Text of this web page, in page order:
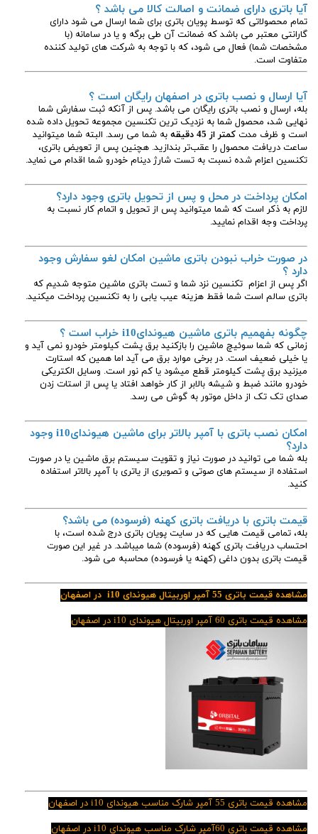
آیا باتری دارای ضمانت و اصالت کالا می باشد ؟
تمام محصولاتی که توسط پویان باتری برای شما ارسال می شود دارای
گارانتی معتبر می باشد که ضمانت آن طی برگه و یا در سامانه (با
مشخصات شما) فعال می شود، که با توجه به شرکت های تولید کننده
متفاوت است.
آیا ارسال و نصب باتری در اصفهان رایگان است ؟
بله، ارسال و نصب باتری رایگان می باشد. پس از آنکه ثبت سفارش شما
نهایی شد، محصول شما به نزدیک ترین تکنسین مجموعه تحویل داده شده
است و ظرف مدت کمتر از 45 دقیقه
به شما می رسد. البته شما میتوانید
ساعت دریافت محصول را عقب‌تر بندازید. هچنین پس از تعویض باتری،
تکنسین اعزام شده نسبت به تست شارژ دینام خودرو شما اقدام می نماید.
امکان پرداخت در محل و پس از تحویل باتری وجود دارد؟
لازم به ذکر است که شما میتوانید پس از تحویل و اتمام کار نسبت به
پرداخت وجه اقدام نمایید.
در صورت خراب نبودن باتری ماشین امکان لغو سفارش وجود
دارد ؟
اگر پس از اعزام تکنسین نزد شما و تست باتری ماشین متوجه شدیم که
باتری سالم است شما فقط هزینه عیب یابی را به تکنسین پرداخت میکنید.
چگونه بفهمیم باتری ماشین هیوندایi10 خراب است ؟
زمانی که شما سوئیچ ماشین را بازکنید برق پشت کیلومتر خودرو نمی آید و
یا خیلی ضعیف است. در برخی موارد برق می آید اما همین که استارت
میزنید برق پشت کیلومتر قطع میشود یا کم نور است. وسایل الکتریکی
خودرو مانند ضبط و شیشه بالابر از کار خواهد افتاد یا پس از استات زدن
صدای تک تک از داخل موتور به گوش می رسد.
امکان نصب باتری با آمپر بالاتر برای ماشین هیوندایi10 وجود
دارد؟
بله شما می توانید در صورت نیاز و تقویت سیستم برق ماشین یا در صورت
استفاده از سیستم های صوتی و تصویری از یاتری با آمپر بالاتر استفاده
کنید.
قیمت باتری با دریافت باتری کهنه (فرسوده) می باشد؟
بله، تمامی قیمت هایی که در سایت پویان باتری درج شده است، با
احتساب دریافت باتری کهنه (فرسوده) شما میباشد. در غیر این صورت
قیمت باتری بدون داغی (کهنه یا فرسوده) محاسبه می شود.
مشاهده قیمت باتری 55 آمپر اوربیتال هیوندای i10 در اصفهان
مشاهده قیمت باتری 60 آمپر اوربیتال هیوندای i10 در اصفهان
مشاهده قیمت باتری 55 آمپر شارک مناسب هیوندای i10 در اصفهان
مشاهده قیمت باتری 60آمپر شارک مناسب هیوندای i10 در اصفهان